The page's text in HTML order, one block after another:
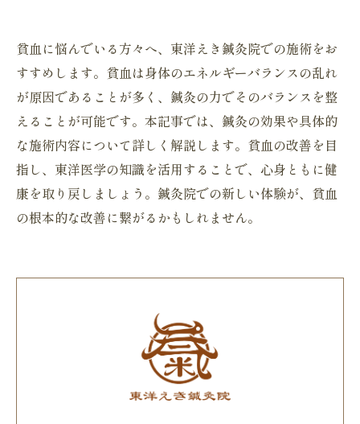
貧血に悩んでいる方々へ、東洋えき鍼灸院での施術をお
すすめします。貧血は身体のエネルギーバランスの乱れ
が原因であることが多く、鍼灸の力でそのバランスを整
えることが可能です。本記事では、鍼灸の効果や具体的
な施術内容について詳しく解説します。貧血の改善を目
指し、東洋医学の知識を活用することで、心身ともに健
康を取り戻しましょう。鍼灸院での新しい体験が、貧血
の根本的な改善に繋がるかもしれません。